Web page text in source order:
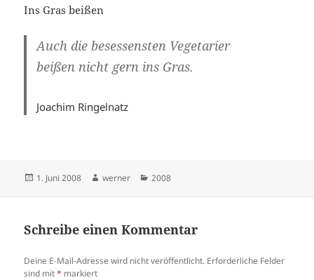
Ins Gras beißen
Auch die besessensten Vegetarier
beißen nicht gern ins Gras.
Joachim Ringelnatz
Veröffentlicht
1. Juni 2008 Autor
werner Kategorien
2008
Schreibe einen Kommentar
Deine E-Mail-Adresse wird nicht veröffentlicht. Erforderliche Felder
sind mit* markiert